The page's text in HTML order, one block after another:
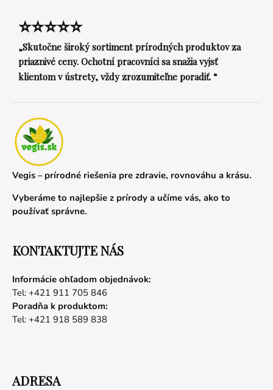
⭐⭐⭐⭐⭐
„Skutočne široký sortiment prírodných produktov za
priaznivé ceny. Ochotní pracovníci sa snažia vyjsť
klientom v ústrety, vždy zrozumiteľne poradiť. “
Vegis – prírodné riešenia pre zdravie, rovnováhu a krásu.
Vyberáme to najlepšie z prírody a učíme vás, ako to
používať správne.
KONTAKTUJTE NÁS
Informácie ohľadom objednávok:
Tel: +421 911 705 846
Poradňa k produktom:
Tel: +421 918 589 838
ADRESA